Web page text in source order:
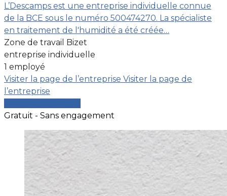
L’Descamps est une entreprise individuelle connue
de la BCE sous le numéro 500474270. La spécialiste
en traitement de l'humidité a été créée…
Zone de travail Bizet
entreprise individuelle
1 employé
Visiter la page de l’entreprise Visiter la page de
l’entreprise
Gratuit - Sans engagement